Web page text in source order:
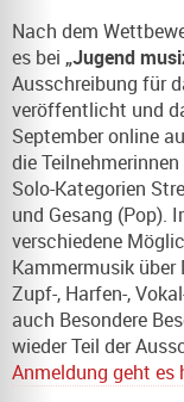
Nach dem
es bei „Jugend
Ausschreibung für
veröffentlicht und
September online
die
Solo-Kategorien
und Gesang (Pop).
verschiedene
Kammermusik
Zupf-, Harfen-,
auch Besondere
wieder Teil der
Anmeldung geht es